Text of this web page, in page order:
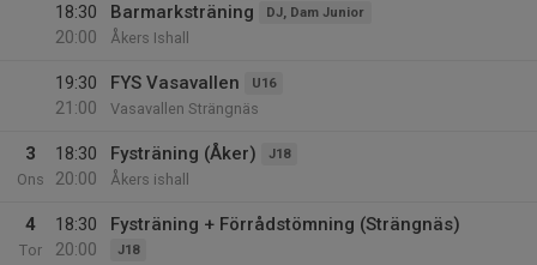
18:30
20:00
Barmarksträning DJ, Dam Junior
Åkers Ishall
19:30
21:00
FYS Vasavallen U16
Vasavallen Strängnäs
3
Ons
18:30
20:00
Fysträning (Åker) J18
Åkers ishall
4
Tor
18:30
20:00
Fysträning + Förrådstömning (Strängnäs)
J18